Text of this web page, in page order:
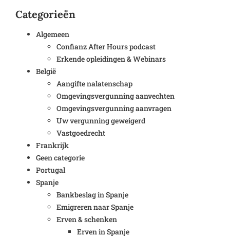
Categorieën
Algemeen
Confianz After Hours podcast
Erkende opleidingen & Webinars
België
Aangifte nalatenschap
Omgevingsvergunning aanvechten
Omgevingsvergunning aanvragen
Uw vergunning geweigerd
Vastgoedrecht
Frankrijk
Geen categorie
Portugal
Spanje
Bankbeslag in Spanje
Emigreren naar Spanje
Erven & schenken
Erven in Spanje